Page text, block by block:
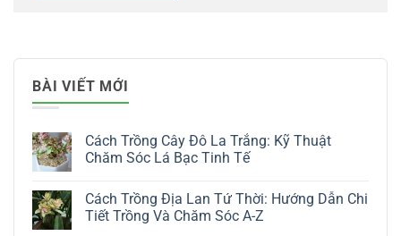
BÀI VIẾT MỚI
Cách Trồng Cây Đô La Trắng: Kỹ Thuật
Chăm Sóc Lá Bạc Tinh Tế
bình
luận
Cách Trồng Địa Lan Tứ Thời: Hướng Dẫn Chi
Tiết Trồng Và Chăm Sóc A-Z